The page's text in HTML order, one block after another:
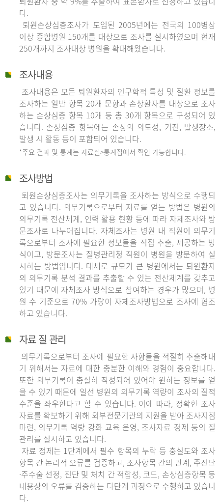
다.
퇴원손상심층조사가 도입된 2005년에는 전국의 100병상
이상 종합병원 150개를 대상으로 조사를 실시하였으며 현재
250개까지 조사대상 병원을 확대해왔습니다.
조사내용
조사내용은 모든 퇴원환자의 인구학적 특성 및 질환 정보를
조사하는 일반 항목 20개 문항과 손상환자를 대상으로 조사
하는 손상심층 항목 10개 등 총 30개 항목으로 구성되어 있
습니다. 손상심층 항목에는 손상의 의도성, 기전, 발생장소,
발생 시 활동 등이 포함되어 있습니다.
*주요 결과 및 통계는 자료실>통계집에서 확인 가능합니다.
조사방법
퇴원손상심층조사는 의무기록을 조사하는 방식으로 수행되
고 있습니다. 의무기록으로부터 자료를 얻는 방법은 병원의
의무기록 전산체계, 인력 활용 현황 등에 따라 자체조사와 방
문조사로 나누어집니다. 자체조사는 병원 내 직원이 의무기
록으로부터 조사에 필요한 정보들을 직접 추출, 제공하는 방
식이고, 방문조사는 질병관리청 직원이 병원을 방문하여 실
시하는 방법입니다. 대체로 규모가 큰 병원에서는 퇴원환자
의 의무기록 분석 결과를 추출할 수 있는 전산체계를 갖추고
있기 때문에 자체조사 방식으로 참여하는 경우가 많으며, 병
원 수 기준으로 70% 가량이 자체조사방법으로 조사에 협조
하고 있습니다.
자료 질 관리
의무기록으로부터 조사에 필요한 사항들을 적절히 추출해내
기 위해서는 자료에 대한 충분한 이해와 경험이 중요합니다.
또한 의무기록이 충실히 작성되어 있어야 원하는 정보를 얻
을 수 있기 때문에 일선 병원의 의무기록 역량이 조사의 질적
수준을 좌우한다고 할 수 있습니다. 이에 따라, 정확한 조사
자료를 확보하기 위해 외부전문기관의 지원을 받아 조사지침
마련, 의무기록 역량 강화 교육 운영, 조사자료 정제 등의 질
관리를 실시하고 있습니다.
자료 정제는 1단계에서 필수 항목의 누락 등 충실도와 조사
항목 간 논리적 오류를 검증하고, 조사항목 간의 관계, 주진단
·주수술 선정, 진단 및 처치 간 적합성, 코드, 손상심층항목 등
내용상의 오류를 검증하는 다단계 과정으로 수행하고 있습니
다.